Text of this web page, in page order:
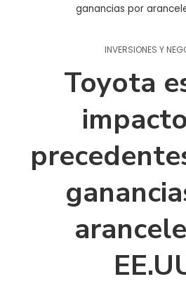
ganancias por
INVERSIONES Y
Toyota